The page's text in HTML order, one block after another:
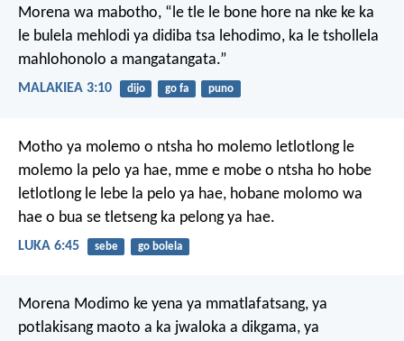
Morena wa mabotho, “le tle le bone hore na nke ke ka
le bulela mehlodi ya didiba tsa lehodimo, ka le tshollela
mahlohonolo a mangatangata.”
MALAKIEA 3:10 dijo go fa puno
Motho ya molemo o ntsha ho molemo letlotlong le
molemo la pelo ya hae, mme e mobe o ntsha ho hobe
letlotlong le lebe la pelo ya hae, hobane molomo wa
hae o bua se tletseng ka pelong ya hae.
LUKA 6:45 sebe go bolela
Morena Modimo ke yena ya mmatlafatsang, ya
potlakisang maoto a ka jwaloka a dikgama, ya